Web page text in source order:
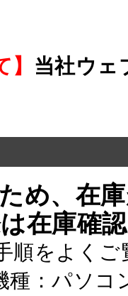
当社ウェ
ド
め、在
在庫確
順をよくご
種：パソ